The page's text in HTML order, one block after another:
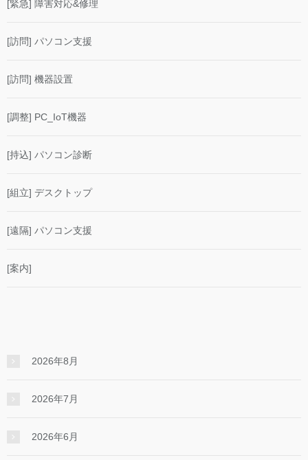
[緊急] 障害対応&修理
[訪問] パソコン支援
[訪問] 機器設置
[調整] PC_IoT機器
[持込] パソコン診断
[組立] デスクトップ
[遠隔] パソコン支援
[案内]
2026年8月
2026年7月
2026年6月